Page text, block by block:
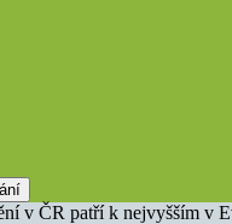
v ČR patří k nejvyšším v